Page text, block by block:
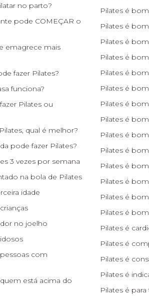
no parto?
pode COMEÇAR o
emagrece mais
fazer Pilates?
funciona?
Pilates ou
qual é melhor?
pode fazer Pilates?
3 vezes por semana
na bola de Pilates
idade
no joelho
com
está acima do
Pilates é
Pilates é
Pilates é
Pilates é
Pilates é
Pilates é
Pilates é
Pilates é
Pilates é
Pilates é
Pilates é
Pilates é
Pilates é
Pilates é
Pilates é
Pilates é
Pilates é
Pilates é
Pilates é